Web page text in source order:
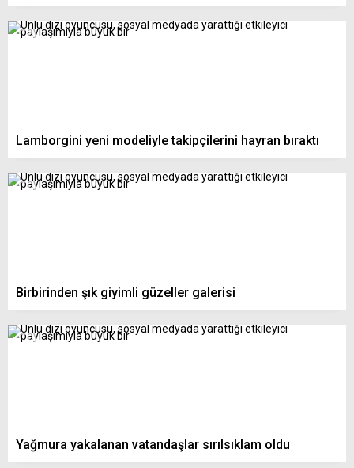
Lamborgini yeni modeliyle takipçilerini hayran bıraktı
Birbirinden şık giyimli güzeller galerisi
Yağmura yakalanan vatandaşlar sırılsıklam oldu